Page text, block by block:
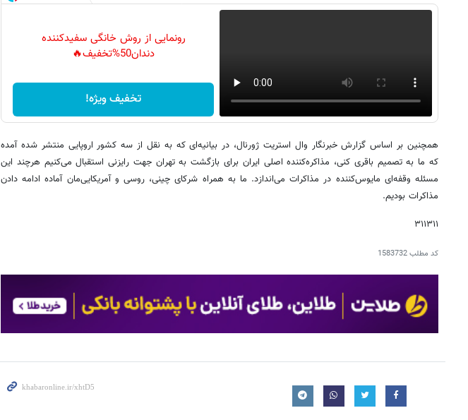
رونمایی از روش خانگی سفیدکننده
دندان50%تخفیف🔥
تخفیف ویژه!
همچنین بر اساس گزارش خبرنگار وال استریت ژورنال، در بیانیه‌ای که به نقل از سه کشور اروپایی منتشر شده آمده
که ما به تصمیم باقری کنی، مذاکره‌کننده اصلی ایران برای بازگشت به تهران جهت رایزنی استقبال می‌کنیم هرچند این
مسئله وقفه‌ای مایوس‌کننده در مذاکرات می‌اندازد. ما به همراه شرکای چینی، روسی و آمریکایی‌مان آماده ادامه دادن
مذاکرات بودیم.
۳۱۱۳۱۱
کد مطلب1583732